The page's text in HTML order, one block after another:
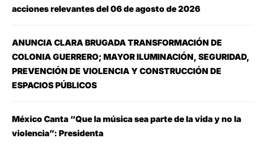
acciones relevantes del 06 de agosto de 2026
ANUNCIA CLARA BRUGADA TRANSFORMACIÓN DE
COLONIA GUERRERO; MAYOR ILUMINACIÓN, SEGURIDAD,
PREVENCIÓN DE VIOLENCIA Y CONSTRUCCIÓN DE
ESPACIOS PÚBLICOS
México Canta “Que la música sea parte de la vida y no la
violencia”: Presidenta